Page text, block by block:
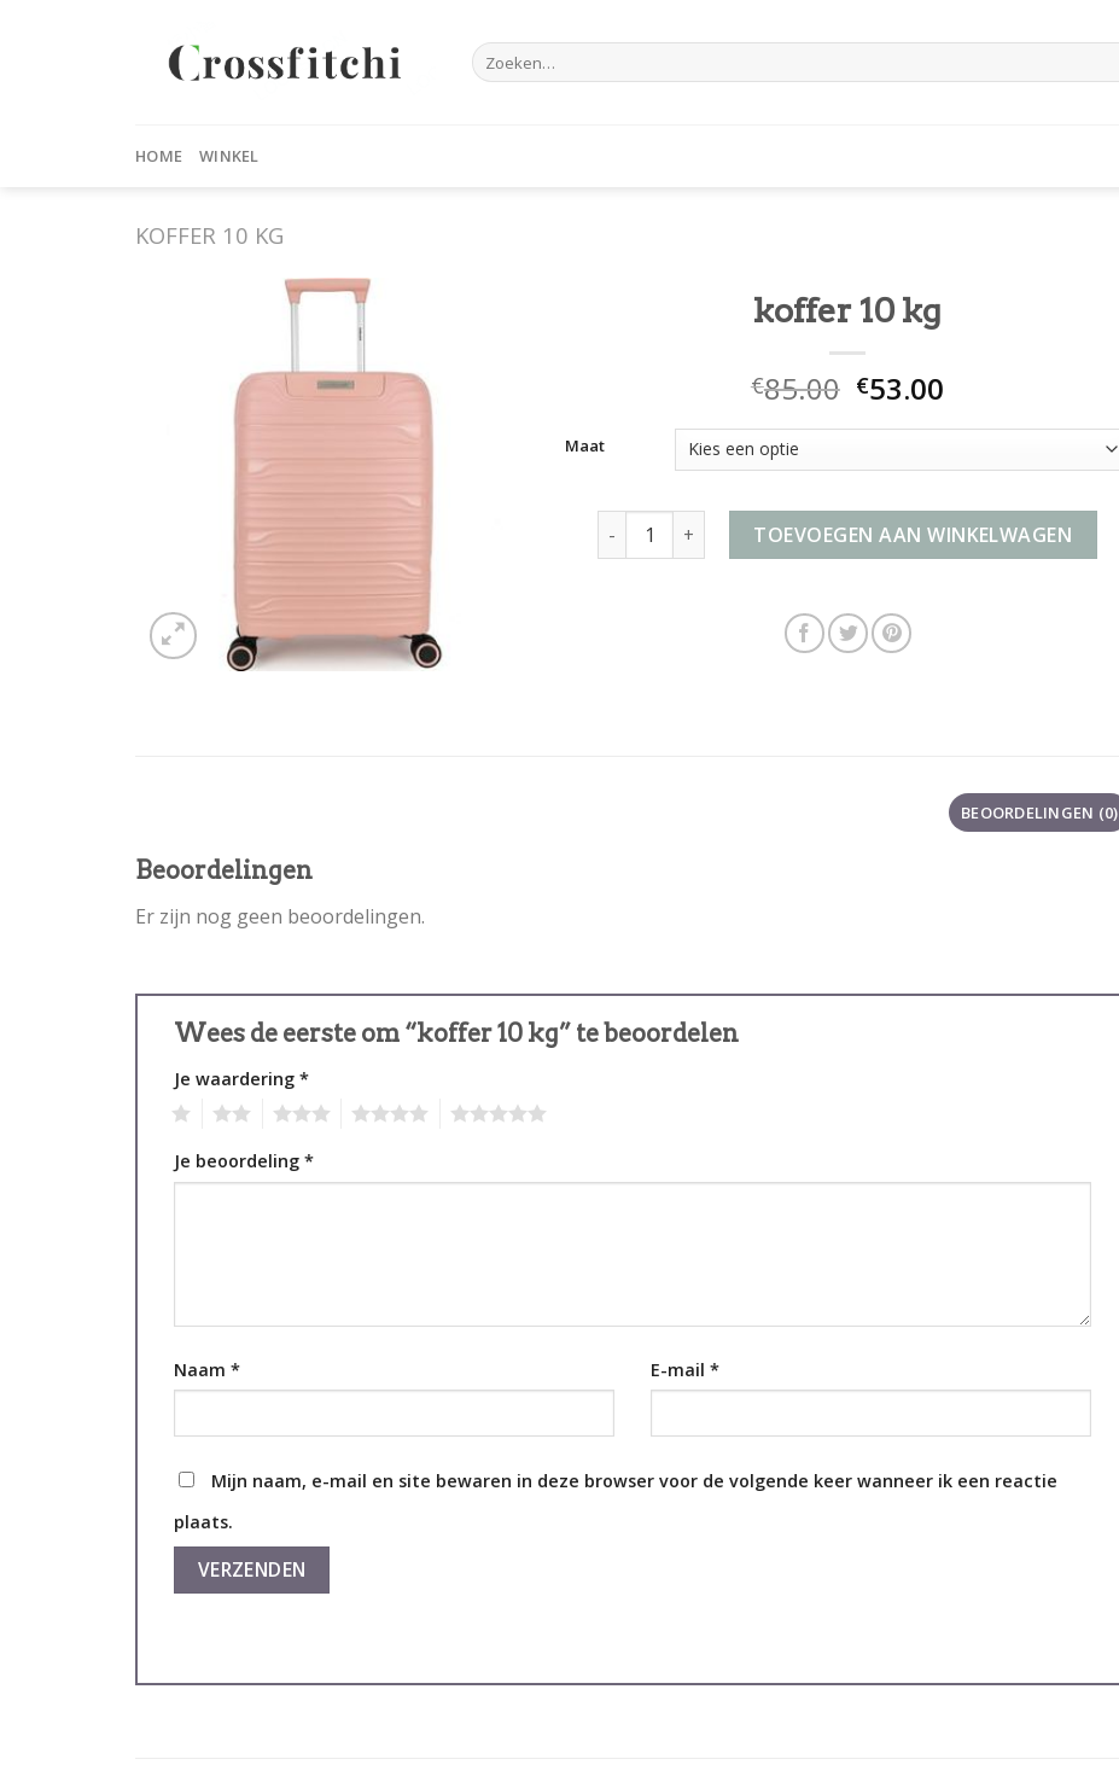
Zoeken
naar:
HOME WINKEL
KOFFER 10 KG
koffer 10 kg
€85.00 €53.00
Maat
koffer 10 kg aantalTOEVOEGEN AAN WINKELWAGEN
BEOORDELINGEN (0)
Beoordelingen
Er zijn nog geen beoordelingen.
Wees de eerste om “koffer 10 kg” te beoordelen
Je waardering *
Je beoordeling *
Naam * E-mail *
Mijn naam, e-mail en site bewaren in deze browser voor de volgende keer wanneer ik een reactie
plaats.